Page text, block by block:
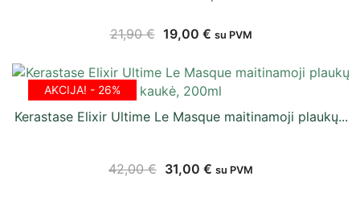
21,90€ 19,00 € su PVM
AKCIJA! - 26%
Kerastase Elixir Ultime Le Masque maitinamoji plaukų...
42,00€ 31,00 € su PVM